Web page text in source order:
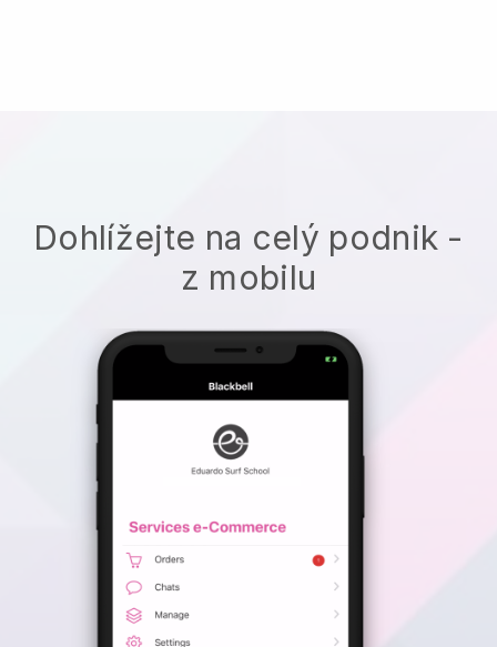
Dohlížejte na celý podnik -
z mobilu